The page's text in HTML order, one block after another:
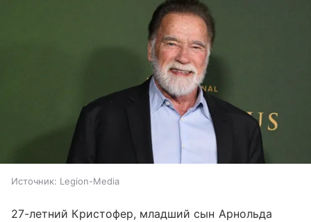
Источник: Legion-Media
27-летний Кристофер, младший сын Арнольда